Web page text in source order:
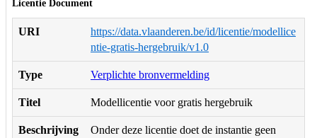
Licentie Document
URI
https://data.vlaanderen.be/id/licentie/modellice
ntie-gratis-hergebruik/v1.0
Type Verplichte bronvermelding
Titel Modellicentie voor gratis hergebruik
Beschrijving
Onder deze licentie doet de instantie geen